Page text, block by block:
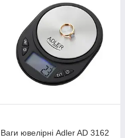
Ваги ювелірні Adler AD 3162